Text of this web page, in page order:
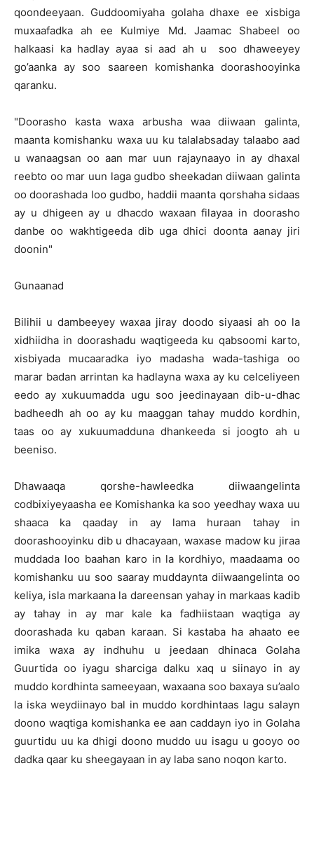
qoondeeyaan. Guddoomiyaha golaha dhaxe ee xisbiga
muxaafadka ah ee Kulmiye Md. Jaamac Shabeel oo
halkaasi ka hadlay ayaa si aad ah u soo dhaweeyey
go’aanka ay soo saareen komishanka doorashooyinka
qaranku.
"Doorasho kasta waxa arbusha waa diiwaan galinta,
maanta komishanku waxa uu ku talalabsaday talaabo aad
u wanaagsan oo aan mar uun rajaynaayo in ay dhaxal
reebto oo mar uun laga gudbo sheekadan diiwaan galinta
oo doorashada loo gudbo, haddii maanta qorshaha sidaas
ay u dhigeen ay u dhacdo waxaan filayaa in doorasho
danbe oo wakhtigeeda dib uga dhici doonta aanay jiri
doonin"
Gunaanad
Bilihii u dambeeyey waxaa jiray doodo siyaasi ah oo la
xidhiidha in doorashadu waqtigeeda ku qabsoomi karto,
xisbiyada mucaaradka iyo madasha wada-tashiga oo
marar badan arrintan ka hadlayna waxa ay ku celceliyeen
eedo ay xukuumadda ugu soo jeedinayaan dib-u-dhac
badheedh ah oo ay ku maaggan tahay muddo kordhin,
taas oo ay xukuumadduna dhankeeda si joogto ah u
beeniso.
Dhawaaqa qorshe-hawleedka diiwaangelinta
codbixiyeyaasha ee Komishanka ka soo yeedhay waxa uu
shaaca ka qaaday in ay lama huraan tahay in
doorashooyinku dib u dhacayaan, waxase madow ku jiraa
muddada loo baahan karo in la kordhiyo, maadaama oo
komishanku uu soo saaray muddaynta diiwaangelinta oo
keliya, isla markaana la dareensan yahay in markaas kadib
ay tahay in ay mar kale ka fadhiistaan waqtiga ay
doorashada ku qaban karaan. Si kastaba ha ahaato ee
imika waxa ay indhuhu u jeedaan dhinaca Golaha
Guurtida oo iyagu sharciga dalku xaq u siinayo in ay
muddo kordhinta sameeyaan, waxaana soo baxaya su’aalo
la iska weydiinayo bal in muddo kordhintaas lagu salayn
doono waqtiga komishanka ee aan caddayn iyo in Golaha
guurtidu uu ka dhigi doono muddo uu isagu u gooyo oo
dadka qaar ku sheegayaan in ay laba sano noqon karto.